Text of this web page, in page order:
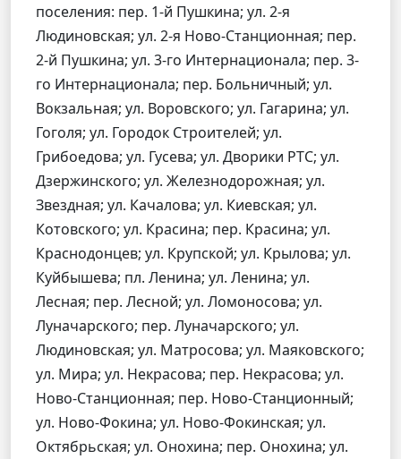
поселения: пер. 1-й Пушкина; ул. 2-я
Людиновская; ул. 2-я Ново-Станционная; пер.
2-й Пушкина; ул. 3-го Интернационала; пер. 3-
го Интернационала; пер. Больничный; ул.
Вокзальная; ул. Воровского; ул. Гагарина; ул.
Гоголя; ул. Городок Строителей; ул.
Грибоедова; ул. Гусева; ул. Дворики РТС; ул.
Дзержинского; ул. Железнодорожная; ул.
Звездная; ул. Качалова; ул. Киевская; ул.
Котовского; ул. Красина; пер. Красина; ул.
Краснодонцев; ул. Крупской; ул. Крылова; ул.
Куйбышева; пл. Ленина; ул. Ленина; ул.
Лесная; пер. Лесной; ул. Ломоносова; ул.
Луначарского; пер. Луначарского; ул.
Людиновская; ул. Матросова; ул. Маяковского;
ул. Мира; ул. Некрасова; пер. Некрасова; ул.
Ново-Станционная; пер. Ново-Станционный;
ул. Ново-Фокина; ул. Ново-Фокинская; ул.
Октябрьская; ул. Онохина; пер. Онохина; ул.